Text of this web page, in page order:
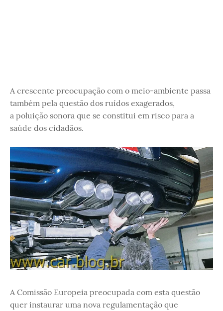
A crescente preocupação com o meio-ambiente passa
também pela questão dos ruídos exagerados,
a poluição sonora que se constitui em risco para a
saúde dos cidadãos.
A Comissão Europeia preocupada com esta questão
quer instaurar uma nova regulamentação que